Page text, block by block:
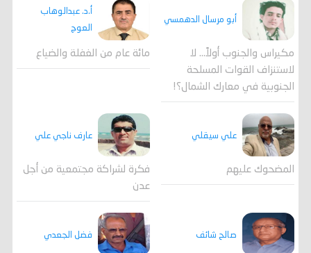
أبو مرسال الدهمسي
مكيراس والجنوب أولاً... لا
لاستنزاف القوات المسلحة
الجنوبية في معارك الشمال؟!
أ.د. عبدالوهاب
العوج
مائة عام من الغفلة والضياع
علي سيقلي
المضحوك عليهم
عارف ناجي علي
فكرة لشراكة مجتمعية من أجل
عدن
صالح شائف فضل الجعدي